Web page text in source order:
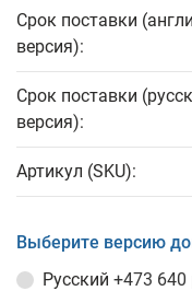
Срок поставки
версия):
Срок поставки
версия):
Артикул (SKU):
Выберите версию
Русский +473 640